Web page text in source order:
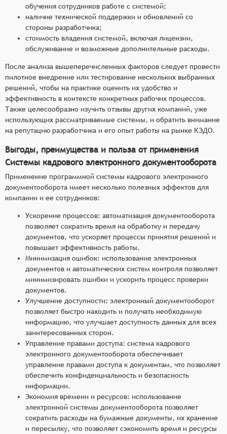
обучения сотрудников работе с системой;
наличие технической поддержки и обновлений со
стороны разработчика;
стоимость владения системой, включая лицензии,
обслуживание и возможные дополнительные расходы.
После анализа вышеперечисленных факторов следует провести
пилотное внедрение или тестирование нескольких выбранных
решений, чтобы на практике оценить их удобство и
эффективность в контексте конкретных рабочих процессов.
Также целесообразно изучить отзывы других компаний, уже
использующих рассматриваемые системы, и обратить внимание
на репутацию разработчика и его опыт работы на рынке КЭДО.
Выгоды, преимущества и польза от применения
Системы кадрового электронного документооборота
Применение программной системы кадрового электронного
документооборота имеет несколько полезных эффектов для
компании и ее сотрудников:
Ускорение процессов: автоматизация документооборота
позволяет сократить время на обработку и передачу
документов, что ускоряет процессы принятия решений и
повышает эффективность работы.
Минимизация ошибок: использование электронных
документов и автоматических систем контроля позволяет
минимизировать ошибки и ускорить процесс проверки
документов.
Улучшение доступности: электронный документооборот
позволяет быстро находить и получать необходимую
информацию, что улучшает доступность данных для всех
заинтересованных сторон.
Управление правами доступа: система кадрового
электронного документооборота обеспечивает
управление правами доступа к документам, что позволяет
обеспечить конфиденциальность и безопасность
информации.
Экономия времени и ресурсов: использование
электронной системы документооборота позволяет
сократить расходы на бумажные документы, их хранение
и пересылку, что позволяет сэкономить время и ресурсы